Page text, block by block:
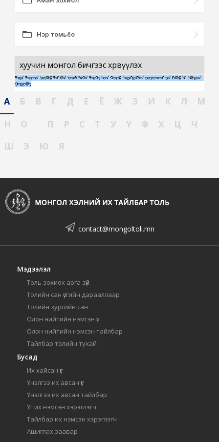
Нэр томьёо
хуучин монгол бичгээс хөрвүүлэх
А Б В Г Д Е Ё Ж З И К Л
М
Н
О П Р С Т У Ү Ф Х Ц
Ч
Ш
Э Ю Я
contact@mongoltoli.mn
Мэдээлэл
Толь зохиох арга зүй
Толийн сан үсгийн дарааллаар
Толийн зургийн сан
Олон нийтийн нэмсэн үг
Олон нийтийн нэмсэн тайлбар
Тайлбар толийн тухай
Бусад
Их хайсан үг
Үнэлгээ их авсан үг
Үнэлгээ их авсан тайлбар
Үг их нэмсэн хэрэглэгч
Тайлбар их нэмсэн хэрэглэгч
Ашиглах заавар